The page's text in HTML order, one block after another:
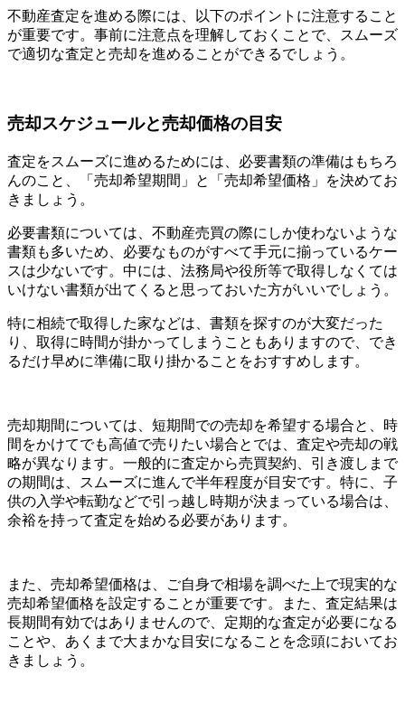
不動産査定を進める際には、以下のポイントに注意すること
が重要です。事前に注意点を理解しておくことで、スムーズ
で適切な査定と売却を進めることができるでしょう。
売却スケジュールと売却価格の目安
査定をスムーズに進めるためには、必要書類の準備はもちろ
んのこと、「売却希望期間」と「売却希望価格」を決めてお
きましょう。
必要書類については、不動産売買の際にしか使わないような
書類も多いため、必要なものがすべて手元に揃っているケー
スは少ないです。中には、法務局や役所等で取得しなくては
いけない書類が出てくると思っておいた方がいいでしょう。
特に相続で取得した家などは、書類を探すのが大変だった
り、取得に時間が掛かってしまうこともありますので、でき
るだけ早めに準備に取り掛かることをおすすめします。
売却期間については、短期間での売却を希望する場合と、時
間をかけてでも高値で売りたい場合とでは、査定や売却の戦
略が異なります。一般的に査定から売買契約、引き渡しまで
の期間は、スムーズに進んで半年程度が目安です。特に、子
供の入学や転勤などで引っ越し時期が決まっている場合は、
余裕を持って査定を始める必要があります。
また、売却希望価格は、ご自身で相場を調べた上で現実的な
売却希望価格を設定することが重要です。また、査定結果は
長期間有効ではありませんので、定期的な査定が必要になる
ことや、あくまで大まかな目安になることを念頭においてお
きましょう。